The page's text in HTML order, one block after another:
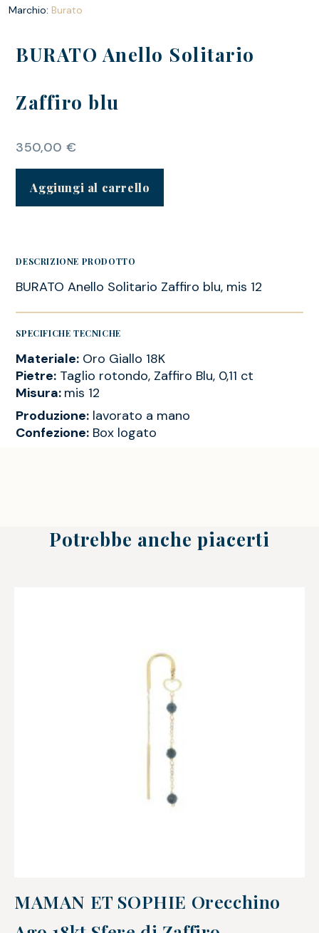
Marchio: Burato
BURATO Anello Solitario
Zaffiro blu
350,00 €
Aggiungi al carrello
DESCRIZIONE PRODOTTO
BURATO Anello Solitario Zaffiro blu, mis 12
SPECIFICHE TECNICHE
Materiale: Oro Giallo 18K
Pietre: Taglio rotondo, Zaffiro Blu, 0,11 ct
Misura: mis 12
Produzione: lavorato a mano
Confezione: Box logato
Potrebbe anche piacerti
MAMAN ET SOPHIE Orecchino